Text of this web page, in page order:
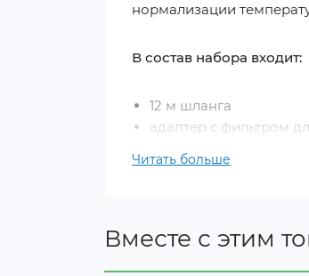
нормализации
В состав набора входит:
12 м шланга
адаптер с фильтром
10 держателей для
помещениях.
Читать больше
Вместе с этим